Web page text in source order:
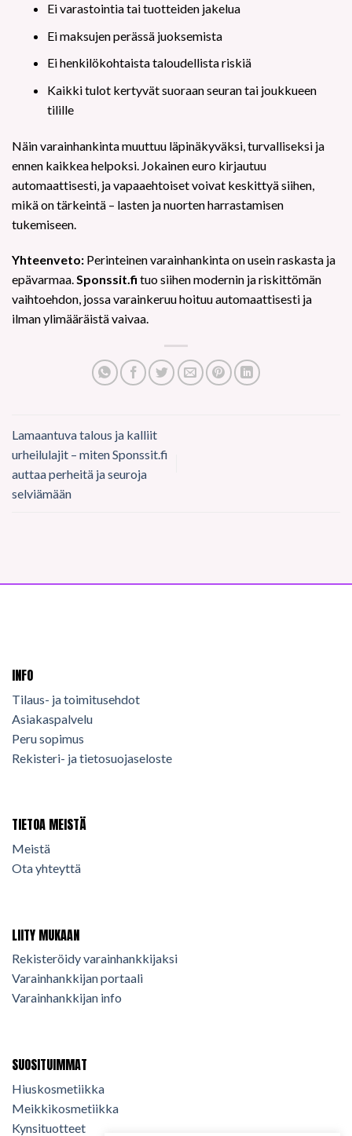
Ei varastointia tai tuotteiden jakelua
Ei maksujen perässä juoksemista
Ei henkilökohtaista taloudellista riskiä
Kaikki tulot kertyvät suoraan seuran tai joukkueen
tilille
Näin varainhankinta muuttuu läpinäkyväksi, turvalliseksi ja
ennen kaikkea helpoksi. Jokainen euro kirjautuu
automaattisesti, ja vapaaehtoiset voivat keskittyä siihen,
mikä on tärkeintä – lasten ja nuorten harrastamisen
tukemiseen.
Yhteenveto: Perinteinen varainhankinta on usein raskasta ja
epävarmaa.Sponssit.fi tuo siihen modernin ja riskittömän
vaihtoehdon, jossa varainkeruu hoituu automaattisesti ja
ilman ylimääräistä vaivaa.
Lamaantuva talous ja kalliit
urheilulajit – miten Sponssit.fi
auttaa perheitä ja seuroja
selviämään
INFO
Tilaus- ja toimitusehdot
Asiakaspalvelu
Peru sopimus
Rekisteri- ja tietosuojaseloste
TIETOA MEISTÄ
Meistä
Ota yhteyttä
LIITY MUKAAN
Rekisteröidy varainhankkijaksi
Varainhankkijan portaali
Varainhankkijan info
SUOSITUIMMAT
Hiuskosmetiikka
Meikkikosmetiikka
Kynsituotteet